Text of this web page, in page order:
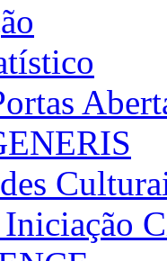
Iniciação